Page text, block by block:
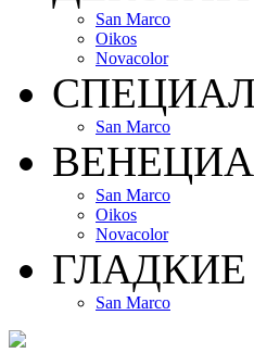
San Marco
Oikos
Novacolor
San Marco
San Marco
Oikos
Novacolor
San Marco